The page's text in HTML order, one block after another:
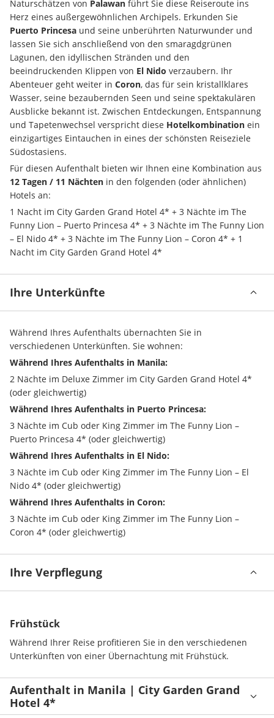
Naturschätzen von Palawan führt Sie diese Reiseroute ins
Puerto Princesa und seine unberührten Naturwunder und
lassen Sie sich anschließend von den smaragdgrünen
Lagunen, den idyllischen Stränden und den
beeindruckenden Klippen von El Nido verzaubern. Ihr
Abenteuer geht weiter in Coron, das für sein kristallklares
Wasser, seine bezaubernden Seen und seine spektakulären
Ausblicke bekannt ist. Zwischen Entdeckungen, Entspannung
und Tapetenwechsel verspricht diese Hotelkombination ein
einzigartiges Eintauchen in eines der schönsten Reiseziele
Südostasiens.
12 Tagen / 11 Nächten in den folgenden (oder ähnlichen)
Hotels an:
1 Nacht im City Garden Grand Hotel 4* + 3 Nächte im The
Funny Lion – Puerto Princesa 4* + 3 Nächte im The Funny Lion
– El Nido 4* + 3 Nächte im The Funny Lion – Coron 4* + 1
Nacht im City Garden Grand Hotel 4*
Ihre Unterkünfte
Während Ihres Aufenthalts übernachten Sie in
verschiedenen Unterkünften. Sie wohnen:
Während Ihres Aufenthalts in Manila:
2 Nächte im Deluxe Zimmer im City Garden Grand Hotel 4*
(oder gleichwertig)
Während Ihres Aufenthalts in Puerto Princesa:
3 Nächte im Cub oder King Zimmer im The Funny Lion –
Puerto Princesa 4* (oder gleichwertig)
Während Ihres Aufenthalts in El Nido:
3 Nächte im Cub oder King Zimmer im The Funny Lion – El
Nido 4* (oder gleichwertig)
Während Ihres Aufenthalts in Coron:
3 Nächte im Cub oder King Zimmer im The Funny Lion –
Coron 4* (oder gleichwertig)
Ihre Verpflegung
Frühstück
Während Ihrer Reise profitieren Sie in den verschiedenen
Unterkünften von einer Übernachtung mit Frühstück.
Aufenthalt in Manila | City Garden Grand
Hotel 4*